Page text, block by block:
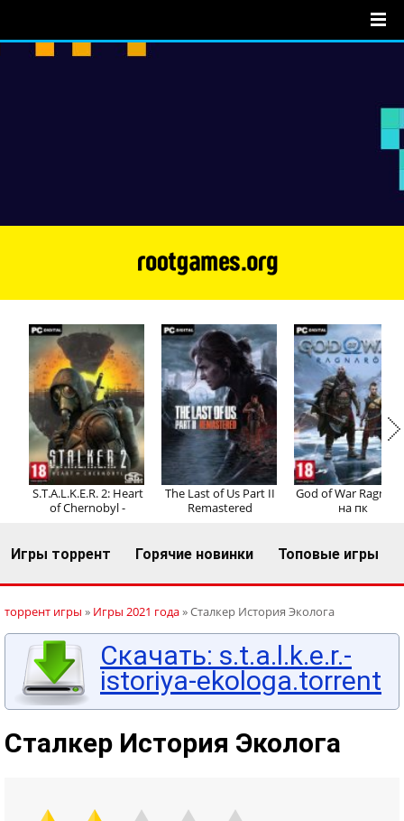
Регистрация Вход
S.T.A.L.K.E.R. 2: Heart
of Chernobyl -
The Last of Us Part II
Remastered
God of War
на пк
Игры торрент Горячие новинки Топовые игры
торрент игры » Игры 2021 года» Сталкер История Эколога
Скачать: s.t.a.l.k.e.r.-
istoriya-ekologa.torrent
Сталкер История Эколога